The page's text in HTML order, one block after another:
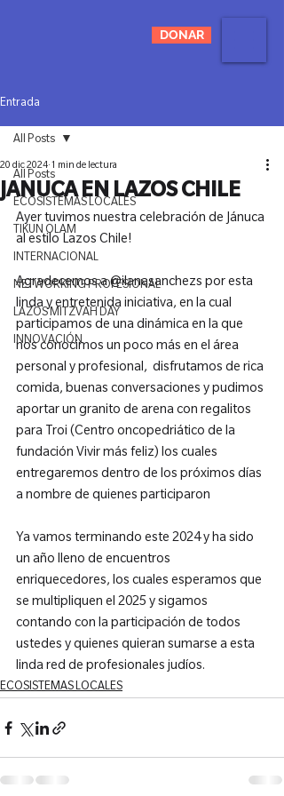
DONAR
Entrada
All Posts
ECOSISTEMAS LOCALES
TIKUN OLAM
INTERNACIONAL
NETWORKING PROFESIONAL
LAZOS MITZVAH DAY
INNOVACIÓN
All Posts
JANUCA EN LAZOS CHILE
20 dic 2024 1 min de lectura
Ayer tuvimos nuestra celebración de Jánuca
al estilo Lazos Chile!
Agradecemos a @ilanasanchezs por esta
linda y entretenida iniciativa, en la cual
participamos de una dinámica en la que
nos conocimos un poco más en el área
personal y profesional,  disfrutamos de rica
comida, buenas conversaciones y pudimos
aportar un granito de arena con regalitos
para Troi (Centro oncopedriático de la
fundación Vivir más feliz) los cuales
entregaremos dentro de los próximos días
a nombre de quienes participaron
Ya vamos terminando este 2024 y ha sido
un año lleno de encuentros
enriquecedores, los cuales esperamos que
se multipliquen el 2025 y sigamos
contando con la participación de todos
ustedes y quienes quieran sumarse a esta
linda red de profesionales judíos.
ECOSISTEMAS LOCALES